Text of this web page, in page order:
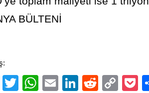
BÜLTENİ
Facebook
TwitterWhatsApp
EmailLinkedIn
Reddit